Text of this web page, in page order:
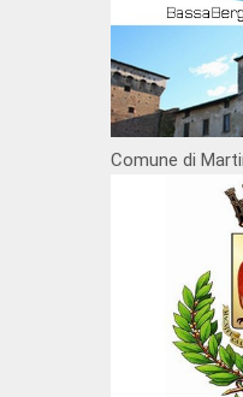
Comune di